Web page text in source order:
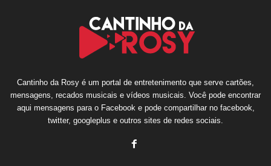
Cantinho da Rosy é um portal de entretenimento que serve cartões,
mensagens, recados musicais e vídeos musicais. Você pode encontrar
aqui mensagens para o Facebook e pode compartilhar no facebook,
twitter, googleplus e outros sites de redes sociais.